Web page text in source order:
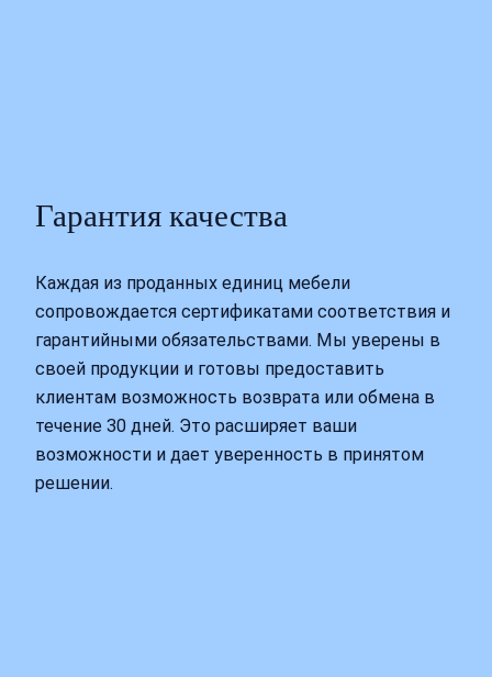
Гарантия качества
Каждая из проданных единиц мебели
сопровождается сертификатами соответствия и
гарантийными обязательствами. Мы уверены в
своей продукции и готовы предоставить
клиентам возможность возврата или обмена в
течение 30 дней. Это расширяет ваши
возможности и дает уверенность в принятом
решении.